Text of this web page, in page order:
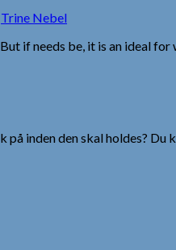
Trine Nebel
if needs be, it is an ideal
inden den skal holdes?